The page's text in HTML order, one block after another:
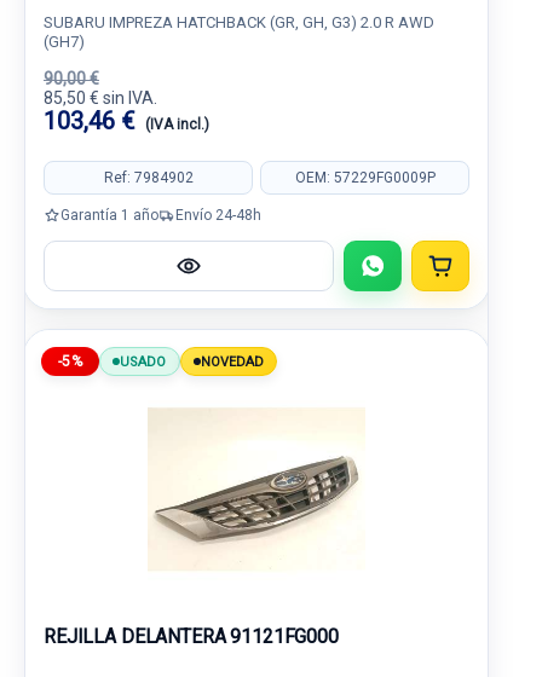
SUBARU IMPREZA HATCHBACK (GR, GH, G3) 2.0 R AWD
(GH7)
90,00 €
85,50 € sin IVA.
103,46 € (IVA incl.)
Ref: 7984902 OEM: 57229FG0009P
Garantía 1 año Envío 24-48h
-5% USADO NOVEDAD
REJILLA DELANTERA 91121FG000